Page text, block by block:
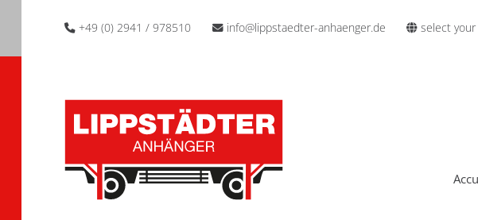
+49 (0) 2941 / 978510 info@lippstaedter-anhaenger.de select your